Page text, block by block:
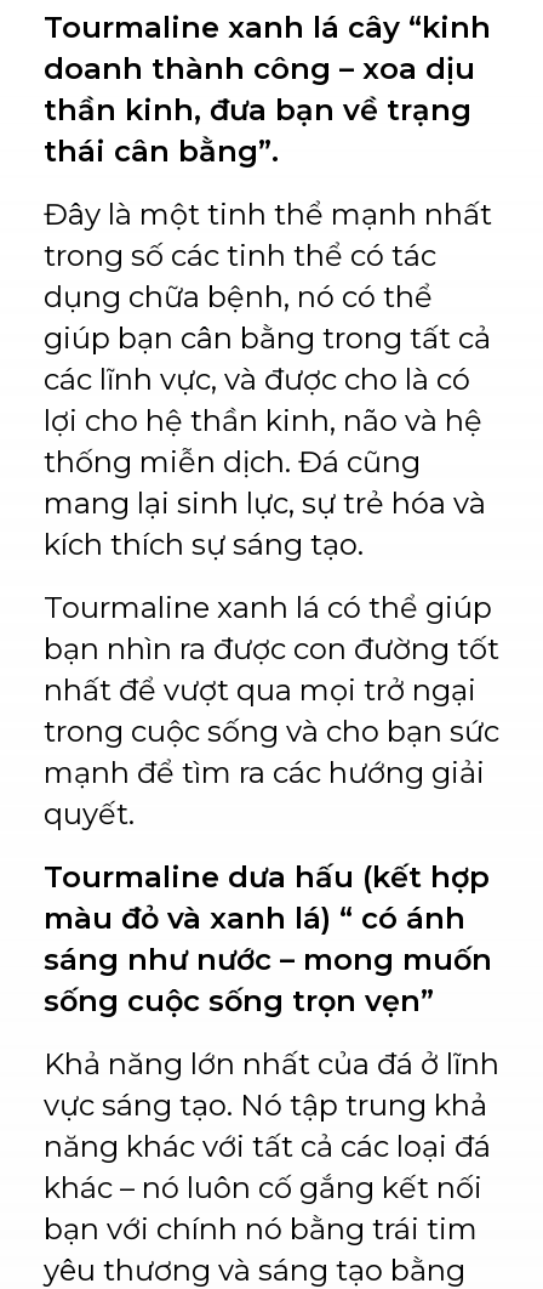
Tourmaline xanh lá cây “kinh
doanh thành công – xoa dịu
thần kinh, đưa bạn về trạng
thái cân bằng”.
Đây là một tinh thể mạnh nhất
trong số các tinh thể có tác
dụng chữa bệnh, nó có thể
giúp bạn cân bằng trong tất cả
các lĩnh vực, và được cho là có
lợi cho hệ thần kinh, não và hệ
thống miễn dịch. Đá cũng
mang lại sinh lực, sự trẻ hóa và
kích thích sự sáng tạo.
Tourmaline xanh lá có thể giúp
bạn nhìn ra được con đường tốt
nhất để vượt qua mọi trở ngại
trong cuộc sống và cho bạn sức
mạnh để tìm ra các hướng giải
quyết.
Tourmaline dưa hấu (kết hợp
màu đỏ và xanh lá) “ có ánh
sáng như nước – mong muốn
sống cuộc sống trọn vẹn”
Khả năng lớn nhất của đá ở lĩnh
vực sáng tạo. Nó tập trung khả
năng khác với tất cả các loại đá
khác – nó luôn cố gắng kết nối
bạn với chính nó bằng trái tim
yêu thương và sáng tạo bằng